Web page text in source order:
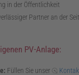
in der Öffentlichkeit
Partner an der
PV-Anlage:
Füllen Sie unser